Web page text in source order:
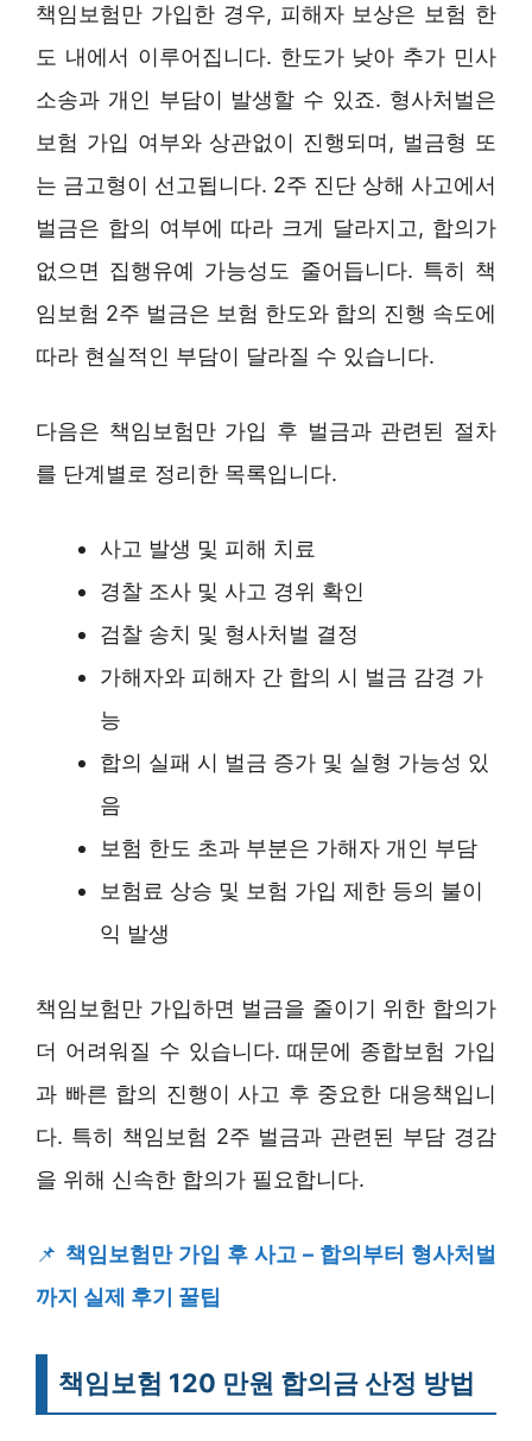
책임보험만 가입한 경우, 피해자 보상은 보험 한
도 내에서 이루어집니다. 한도가 낮아 추가 민사
소송과 개인 부담이 발생할 수 있죠. 형사처벌은
보험 가입 여부와 상관없이 진행되며, 벌금형 또
는 금고형이 선고됩니다. 2주 진단 상해 사고에서
벌금은 합의 여부에 따라 크게 달라지고, 합의가
없으면 집행유예 가능성도 줄어듭니다. 특히 책
임보험 2주 벌금은 보험 한도와 합의 진행 속도에
따라 현실적인 부담이 달라질 수 있습니다.
다음은 책임보험만 가입 후 벌금과 관련된 절차
를 단계별로 정리한 목록입니다.
사고 발생 및 피해 치료
경찰 조사 및 사고 경위 확인
검찰 송치 및 형사처벌 결정
가해자와 피해자 간 합의 시 벌금 감경 가
능
합의 실패 시 벌금 증가 및 실형 가능성 있
음
보험 한도 초과 부분은 가해자 개인 부담
보험료 상승 및 보험 가입 제한 등의 불이
익 발생
책임보험만 가입하면 벌금을 줄이기 위한 합의가
더 어려워질 수 있습니다. 때문에 종합보험 가입
과 빠른 합의 진행이 사고 후 중요한 대응책입니
다. 특히 책임보험 2주 벌금과 관련된 부담 경감
을 위해 신속한 합의가 필요합니다.
📌 책임보험만 가입 후 사고 – 합의부터 형사처벌
까지 실제 후기 꿀팁
책임보험 120 만원 합의금 산정 방법